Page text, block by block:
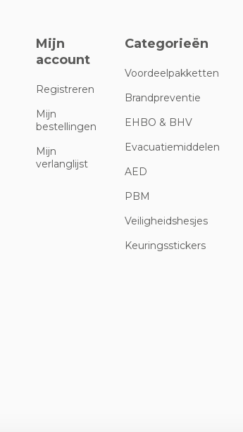
Mijn
account
Registreren
Mijn
bestellingen
Mijn
verlanglijst
Categorieën
Voordeelpakketten
Brandpreventie
EHBO & BHV
Evacuatiemiddelen
AED
PBM
Veiligheidshesjes
Keuringsstickers